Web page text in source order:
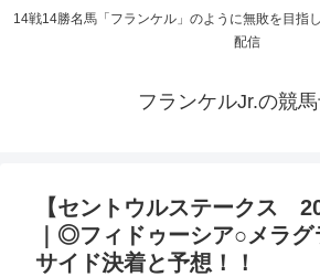
14戦14勝名馬「フランケル」のように無敗を目指
配信
フランケルJr.の競
【セントウルステークス
｜◎フィドゥーシア○メラ
サイド決着と予想！！